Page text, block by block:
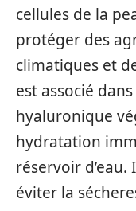
cellules de la
protéger des
climatiques et
est associé
hyaluronique
hydratation
réservoir
éviter la